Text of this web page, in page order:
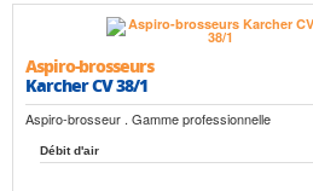
Aspiro-brosseurs
Karcher CV 38/1
Aspiro-brosseur . Gamme professionnelle
Débit d'air